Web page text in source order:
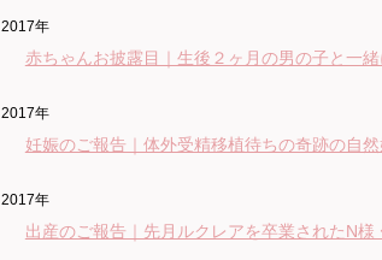
2017年
赤ちゃんお披露目｜生後２ヶ月の男の子と一
2017年
妊娠のご報告｜体外受精移植待ちの奇跡の自
2017年
出産のご報告｜先月ルクレアを卒業されたN